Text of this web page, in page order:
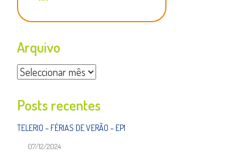
Arquivo
Arquivo
Posts recentes
TELERIO – FÉRIAS DE VERÃO – EP1
07/12/2024